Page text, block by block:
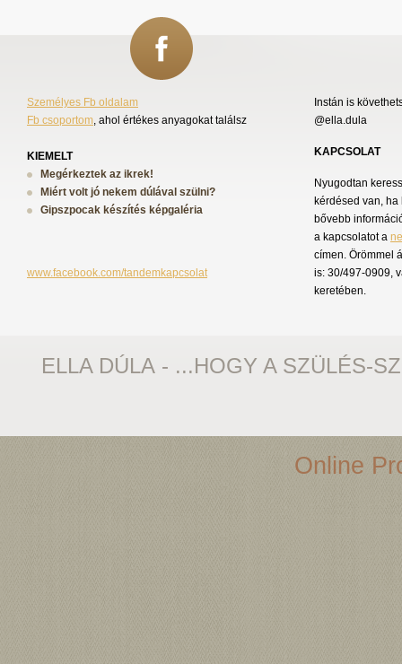
Személyes Fb oldalam
Fb csoportom, ahol értékes anyagokat találsz
KIEMELT
Megérkeztek az ikrek!
Miért volt jó nekem dúlával szülni?
Gipszpocak készítés képgaléria
www.facebook.com/tandemkapcsolat
Instán is
@ella.dula
KAPCSOLAT
Nyugodtan
kérdésed van,
bővebb
a kapcsolatot a
címen. Örömmel
is: 30/497-0909,
keretében.
ELLA DÚLA - ...HOGY A SZÜLÉS-
Online